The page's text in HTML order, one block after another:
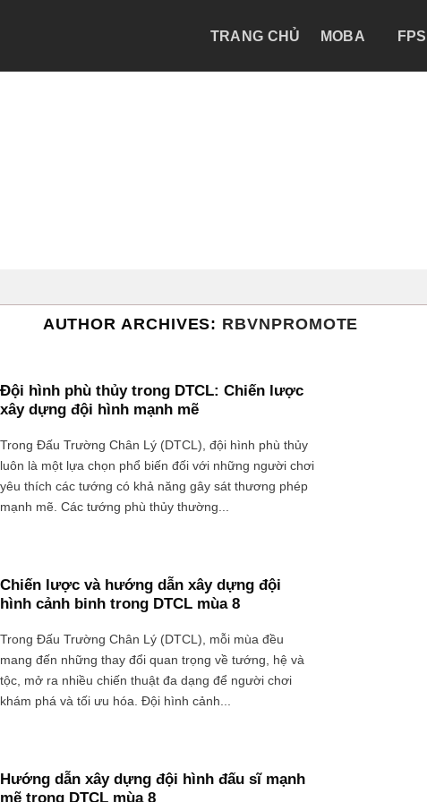
TRANG CHỦ MOBA FPS
AUTHOR ARCHIVES: RBVNPROMOTE
Đội hình phù thủy trong DTCL: Chiến lược
xây dựng đội hình mạnh mẽ
Trong Đấu Trường Chân Lý (DTCL), đội hình phù thủy
luôn là một lựa chọn phổ biến đối với những người chơi
yêu thích các tướng có khả năng gây sát thương phép
mạnh mẽ. Các tướng phù thủy thường...
Chiến lược và hướng dẫn xây dựng đội
hình cảnh binh trong DTCL mùa 8
Trong Đấu Trường Chân Lý (DTCL), mỗi mùa đều
mang đến những thay đổi quan trọng về tướng, hệ và
tộc, mở ra nhiều chiến thuật đa dạng để người chơi
khám phá và tối ưu hóa. Đội hình cảnh...
Hướng dẫn xây dựng đội hình đấu sĩ mạnh
mẽ trong DTCL mùa 8